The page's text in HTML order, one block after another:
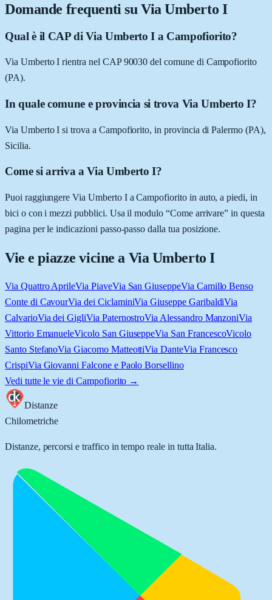
Domande frequenti su Via Umberto I
Qual è il CAP di Via Umberto I a Campofiorito?
Via Umberto I rientra nel CAP 90030 del comune di Campofiorito
(PA).
In quale comune e provincia si trova Via Umberto I?
Via Umberto I si trova a Campofiorito, in provincia di Palermo (PA),
Sicilia.
Come si arriva a Via Umberto I?
Puoi raggiungere Via Umberto I a Campofiorito in auto, a piedi, in
bici o con i mezzi pubblici. Usa il modulo “Come arrivare” in questa
pagina per le indicazioni passo-passo dalla tua posizione.
Vie e piazze vicine a Via Umberto I
Via Quattro AprileVia PiaveVia San GiuseppeVia Camillo Benso
Conte di CavourVia dei CiclaminiVia Giuseppe GaribaldiVia
CalvarioVia dei GigliVia PaternostroVia Alessandro ManzoniVia
Vittorio EmanueleVicolo San GiuseppeVia San FrancescoVicolo
Santo StefanoVia Giacomo MatteottiVia DanteVia Francesco
CrispiVia Giovanni Falcone e Paolo Borsellino
Vedi tutte le vie di Campofiorito →
Distanze
Chilometriche
Distanze, percorsi e traffico in tempo reale in tutta Italia.